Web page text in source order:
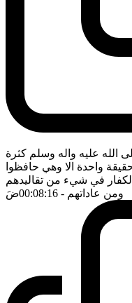
الله عليه واله وسلم كثرة
واحدة الا وهي حافظوا
في شيء من تقاليدهم
ومن عاداتهم - 00:08:16 ضَ